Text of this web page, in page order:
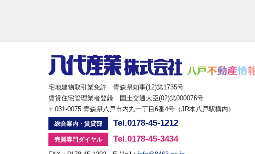
宅地建物取引業免許 青森県知事(12)第1735号
賃貸住宅管理業者登録 国土交通大臣(02)第000076号
〒031-0075 青森県八戸市内丸一丁目6番4号（JR本八戸駅構内）
総合案内・賃貸部 Tel.0178-45-1212
売買専門ダイヤル Tel.0178-45-3434